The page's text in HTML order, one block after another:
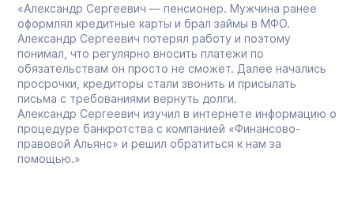
«Александр Сергеевич — пенсионер. Мужчина ранее
оформлял кредитные карты и брал займы в МФО.
Александр Сергеевич потерял работу и поэтому
понимал, что регулярно вносить платежи по
обязательствам он просто не сможет. Далее начались
просрочки, кредиторы стали звонить и присылать
письма с требованиями вернуть долги.
Александр Сергеевич изучил в интернете информацию о
процедуре банкротства с компанией «Финансово-
правовой Альянс» и решил обратиться к нам за
помощью.»